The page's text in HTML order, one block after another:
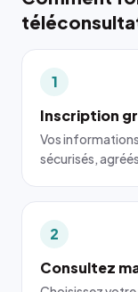
1
Inscription
Vos
sécurisés,
2
Consultez